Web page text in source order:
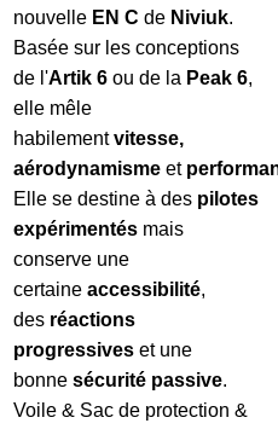
nouvelle EN C de Niviuk.
Basée sur les conceptions
de l'Artik 6 ou de la Peak 6,
elle mêle
habilementvitesse,
aérodynamisme et
Elle se destine à des pilotes
expérimentés mais
conserve une
certaine accessibilité,
des réactions
progressives et une
bonne sécurité passive.
Voile & Sac de protection &